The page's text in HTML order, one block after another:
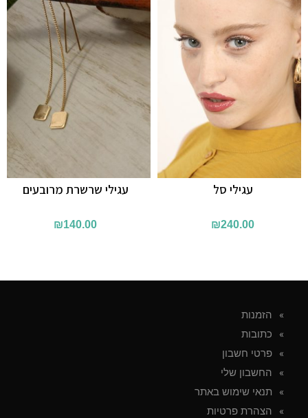
עגילי שרשרת מרובעים
₪140.00
עגילי סל
₪240.00
הזמנות
כתובות
פרטי חשבון
החשבון שלי
תנאי שימוש באתר
הצהרת פרטיות